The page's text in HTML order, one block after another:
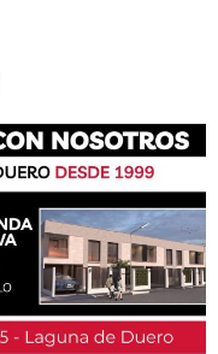
revista en papel
negocios
las Artes.